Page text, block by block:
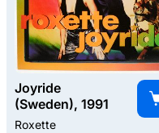
Joyride
(Sweden), 1991
Roxette